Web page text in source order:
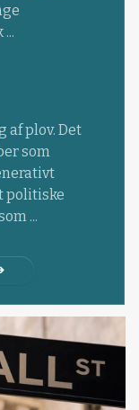
af plov. Det
som
politiske
...